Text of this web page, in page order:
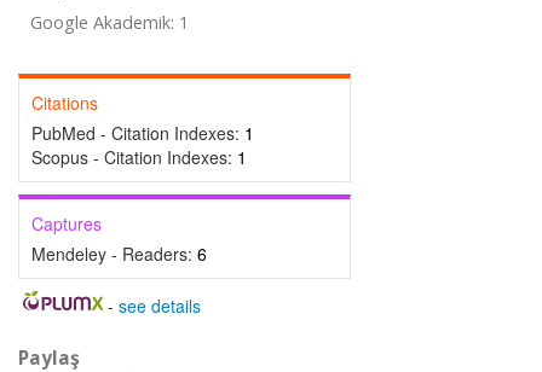
Google Akademik: 1
Citations
PubMed - Citation Indexes: 1
Scopus - Citation Indexes: 1
Captures
Mendeley - Readers: 6
- see details
Paylaş